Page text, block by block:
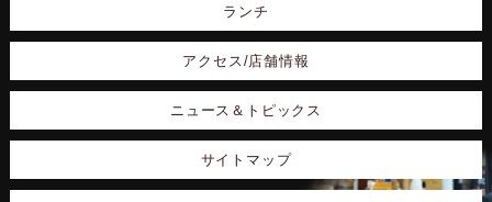
ランチ
アクセス/店舗情報
ニュース＆トピックス
サイトマップ